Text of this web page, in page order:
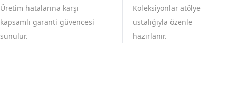
Üretim hatalarına karşı
kapsamlı garanti güvencesi
sunulur.
Koleksiyonlar atölye
ustalığıyla özenle
hazırlanır.